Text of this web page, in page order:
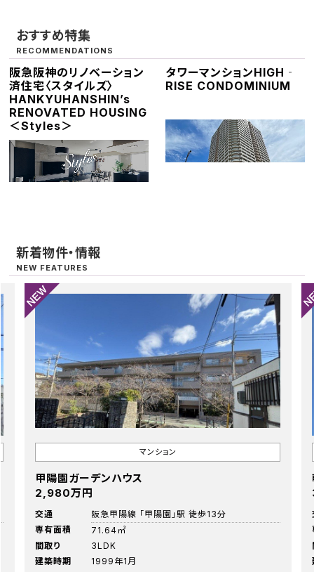
おすすめ特集
RECOMMENDATIONS
阪急阪神のリノベーション
済住宅〈スタイルズ〉
HANKYUHANSHIN’s
RENOVATED HOUSING
＜Styles＞
タワーマンションHIGH‐
RISE CONDOMINIUM
新着物件・情報
NEW FEATURES
マンション
甲陽園ガーデンハウス
2,980万円
交通
阪急甲陽線 「甲陽園」駅 徒歩13分
専有面積
71.64㎡
間取り
3LDK
建築時期
1999年1月